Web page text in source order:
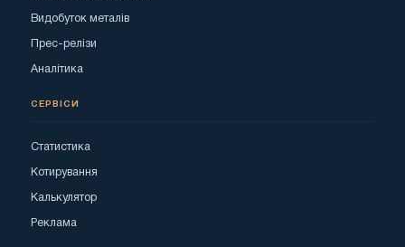
Видобуток металів
Прес-релізи
Аналітика
СЕРВІСИ
Статистика
Котирування
Калькулятор
Реклама